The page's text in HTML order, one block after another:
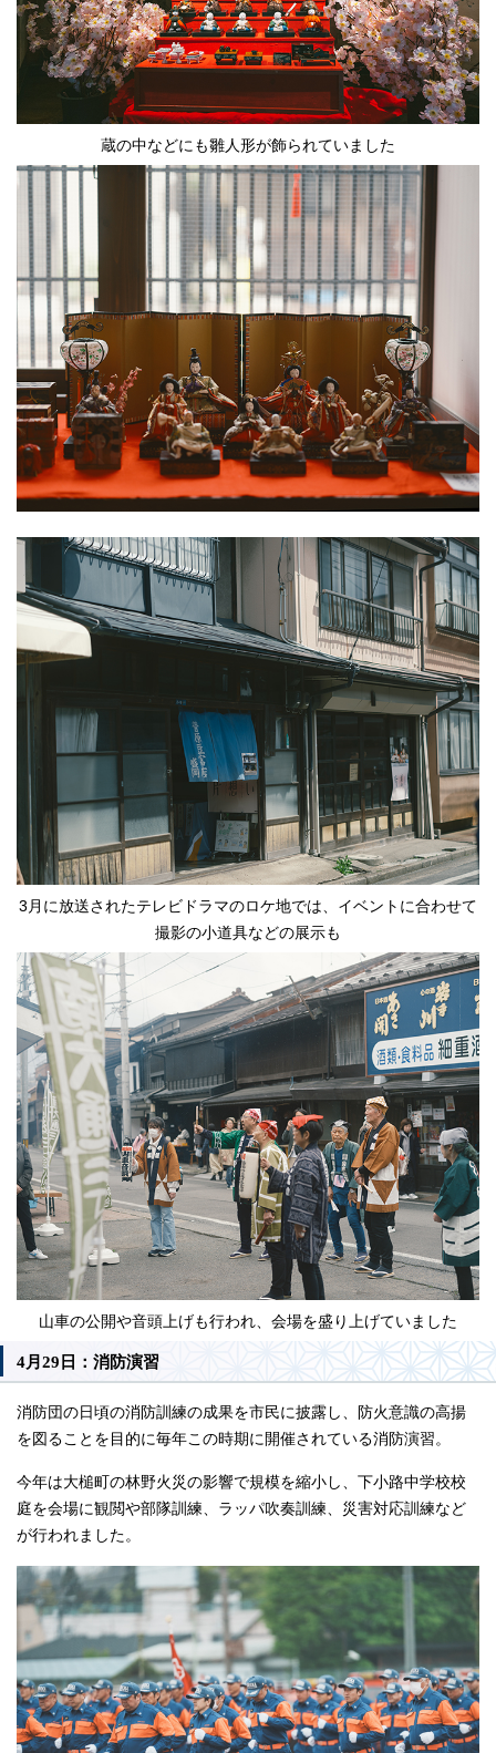
蔵の中などにも雛人形が飾られていました
3月に放送されたテレビドラマのロケ地では、イベントに合わせて
撮影の小道具などの展示も
山車の公開や音頭上げも行われ、会場を盛り上げていました
4月29日：消防演習
消防団の日頃の消防訓練の成果を市民に披露し、防火意識の高揚
を図ることを目的に毎年この時期に開催されている消防演習。
今年は大槌町の林野火災の影響で規模を縮小し、下小路中学校校
庭を会場に観閲や部隊訓練、ラッパ吹奏訓練、災害対応訓練など
が行われました。